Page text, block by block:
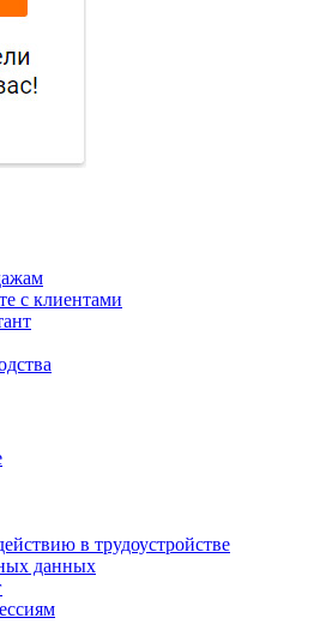
с клиентами
в трудоустройстве
данных